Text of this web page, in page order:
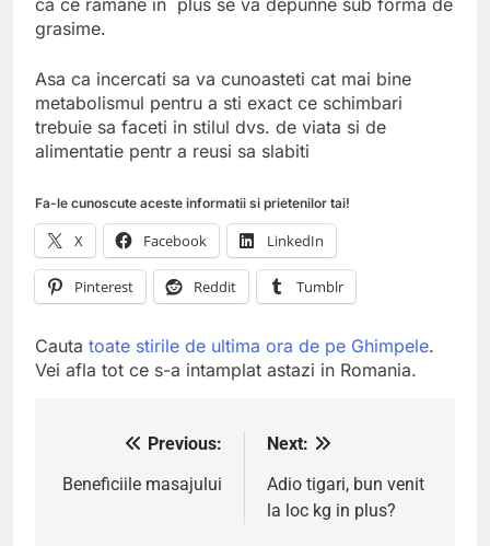
ca ce ramane in plus se va depunne sub forma de
grasime.
Asa ca incercati sa va cunoasteti cat mai bine
metabolismul pentru a sti exact ce schimbari
trebuie sa faceti in stilul dvs. de viata si de
alimentatie pentr a reusi sa slabiti
Fa-le cunoscute aceste informatii si prietenilor tai!
X Facebook LinkedIn
Pinterest Reddit Tumblr
Cauta toate stirile de ultima ora de pe Ghimpele.
Vei afla tot ce s-a intamplat astazi in Romania.
Navigare
în
Previous:
Beneficiile masajului
Next:
Adio tigari, bun venit
la loc kg in plus?